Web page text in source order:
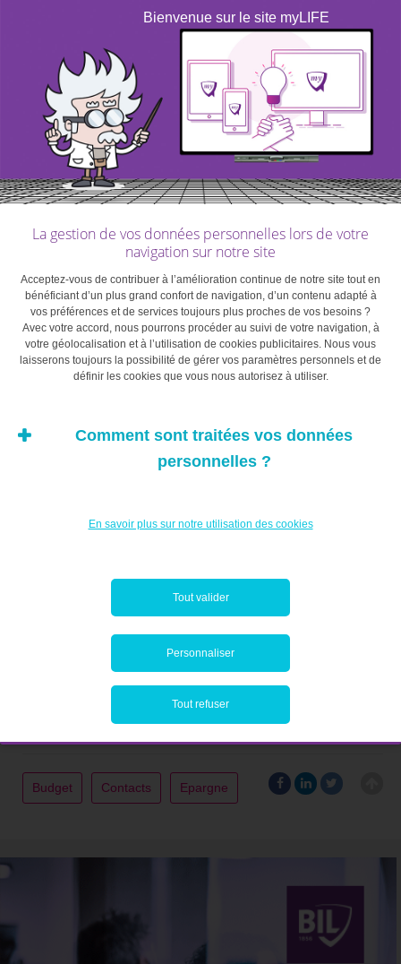
Sur le même sujet:
Epargner? D’abord dans la tête,
puis dans la poche!
Epargner pour vos
Budget Contacts Epargne
Bienvenue sur le site myLIFE
La gestion de vos données personnelles lors de votre
navigation sur notre site
Acceptez-vous de contribuer à l’amélioration continue de notre site tout en
bénéficiant d’un plus grand confort de navigation, d’un contenu adapté à
vos préférences et de services toujours plus proches de vos besoins ?
Avec votre accord, nous pourrons procéder au suivi de votre navigation, à
votre géolocalisation et à l’utilisation de cookies publicitaires. Nous vous
laisserons toujours la possibilité de gérer vos paramètres personnels et de
définir les cookies que vous nous autorisez à utiliser.
Comment sont traitées vos données
personnelles ?
En savoir plus sur notre utilisation des cookies
Tout valider
Personnaliser
Tout refuser